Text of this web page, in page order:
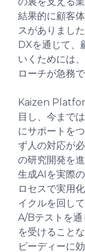
結果的に顧客
スがありました
DXを通じて、
いくためには
ローチが急務
Kaizen
目し、今まで
にサポートを
ず人の対応が
の研究開発を
生成AIを実際
ロセスで実用
イクルを回し
A/Bテストを
を受けること
ピーディーに